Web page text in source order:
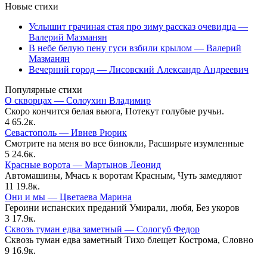
Новые стихи
Услышит грачиная стая про зиму рассказ очевидца —
Валерий Мазманян
В небе белую пену гуси взбили крылом — Валерий
Мазманян
Вечерний город — Лисовский Александр Андреевич
Популярные стихи
О скворцах — Солоухин Владимир
Скоро кончится белая вьюга, Потекут голубые ручьи.
4 65.2к.
Севастополь — Ивнев Рюрик
Смотрите на меня во все бинокли, Расширьте изумленные
5 24.6к.
Красные ворота — Мартынов Леонид
Автомашины, Мчась к воротам Красным, Чуть замедляют
11 19.8к.
Они и мы — Цветаева Марина
Героини испанских преданий Умирали, любя, Без укоров
3 17.9к.
Сквозь туман едва заметный — Сологуб Федор
Сквозь туман едва заметный Тихо блещет Кострома, Словно
9 16.9к.